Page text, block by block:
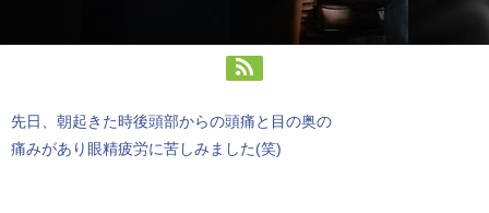
先日、朝起きた時後頭部からの頭痛と目の奥の
痛みがあり眼精疲労に苦しみました(笑)